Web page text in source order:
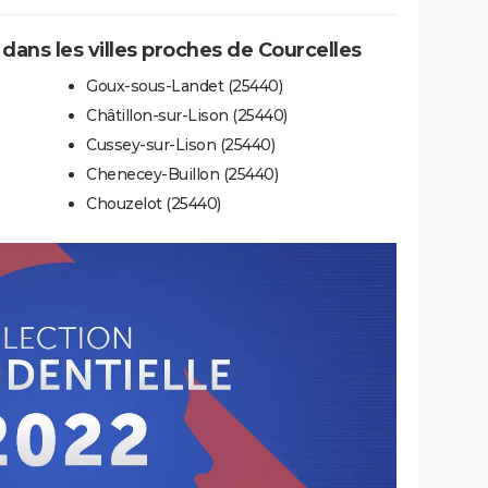
les villes proches de Courcelles
Goux-sous-Landet (25440)
Châtillon-sur-Lison (25440)
Cussey-sur-Lison (25440)
Chenecey-Buillon (25440)
Chouzelot (25440)